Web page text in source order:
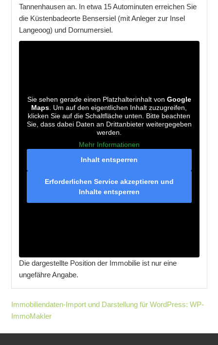
Tannenhausen an. In etwa 15 Autominuten erreichen Sie
die Küstenbadeorte Bensersiel (mit Anleger zur Insel
Langeoog) und Dornumersiel.
Sie sehen gerade einen Platzhalterinhalt von Google
Maps. Um auf den eigentlichen Inhalt zuzugreifen,
klicken Sie auf die Schaltfläche unten. Bitte beachten
Sie, dass dabei Daten an Drittanbieter weitergegeben
werden.
Mehr Informationen
Inhalt entsperren
Erforderlichen Service akzeptieren und
Inhalte entsperren
Die dargestellte Position der Immobilie ist nur eine
ungefähre Angabe.
Immobiliendaten-Import und Darstellung für WordPress: WP-
ImmoMakler